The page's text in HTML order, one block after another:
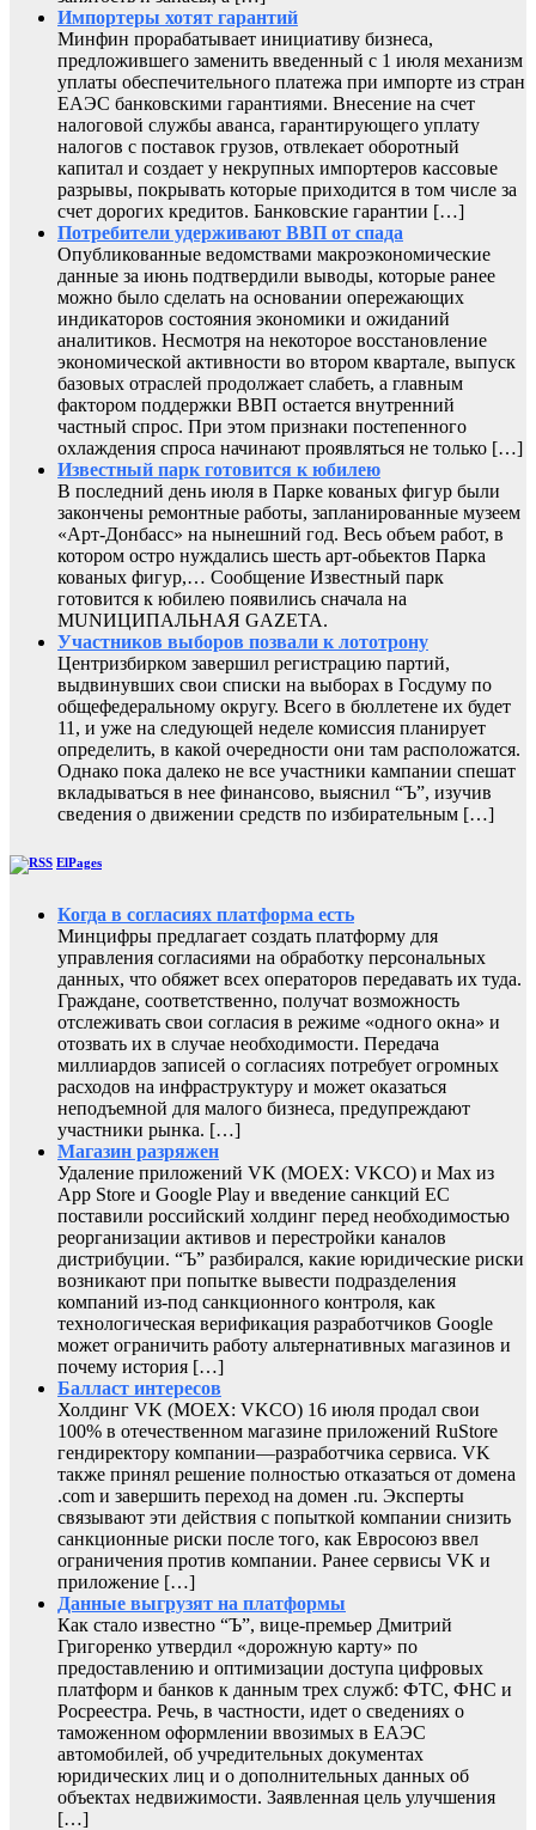
Импортеры хотят гарантий
Минфин прорабатывает инициативу бизнеса,
предложившего заменить введенный с 1 июля механизм
уплаты обеспечительного платежа при импорте из стран
ЕАЭС банковскими гарантиями. Внесение на счет
налоговой службы аванса, гарантирующего уплату
налогов с поставок грузов, отвлекает оборотный
капитал и создает у некрупных импортеров кассовые
разрывы, покрывать которые приходится в том числе за
счет дорогих кредитов. Банковские гарантии […]
Потребители удерживают ВВП от спада
Опубликованные ведомствами макроэкономические
данные за июнь подтвердили выводы, которые ранее
можно было сделать на основании опережающих
индикаторов состояния экономики и ожиданий
аналитиков. Несмотря на некоторое восстановление
экономической активности во втором квартале, выпуск
базовых отраслей продолжает слабеть, а главным
фактором поддержки ВВП остается внутренний
частный спрос. При этом признаки постепенного
охлаждения спроса начинают проявляться не только […]
Известный парк готовится к юбилею
В последний день июля в Парке кованых фигур были
закончены ремонтные работы, запланированные музеем
«Арт-Донбасс» на нынешний год. Весь объем работ, в
котором остро нуждались шесть арт-обьектов Парка
кованых фигур,… Сообщение Известный парк
готовится к юбилею появились сначала на
MUNИЦИПАЛЬНАЯ GAZЕТА.
Участников выборов позвали к лототрону
Центризбирком завершил регистрацию партий,
выдвинувших свои списки на выборах в Госдуму по
общефедеральному округу. Всего в бюллетене их будет
11, и уже на следующей неделе комиссия планирует
определить, в какой очередности они там расположатся.
Однако пока далеко не все участники кампании спешат
вкладываться в нее финансово, выяснил “Ъ”, изучив
сведения о движении средств по избирательным […]
ElPages
Когда в согласиях платформа есть
Минцифры предлагает создать платформу для
управления согласиями на обработку персональных
данных, что обяжет всех операторов передавать их туда.
Граждане, соответственно, получат возможность
отслеживать свои согласия в режиме «одного окна» и
отозвать их в случае необходимости. Передача
миллиардов записей о согласиях потребует огромных
расходов на инфраструктуру и может оказаться
неподъемной для малого бизнеса, предупреждают
участники рынка. […]
Магазин разряжен
Удаление приложений VK (MOEX: VKCO) и Max из
App Store и Google Play и введение санкций ЕС
поставили российский холдинг перед необходимостью
реорганизации активов и перестройки каналов
дистрибуции. “Ъ” разбирался, какие юридические риски
возникают при попытке вывести подразделения
компаний из-под санкционного контроля, как
технологическая верификация разработчиков Google
может ограничить работу альтернативных магазинов и
почему история […]
Балласт интересов
Холдинг VK (MOEX: VKCO) 16 июля продал свои
100% в отечественном магазине приложений RuStore
гендиректору компании—разработчика сервиса. VK
также принял решение полностью отказаться от домена
.com и завершить переход на домен .ru. Эксперты
связывают эти действия с попыткой компании снизить
санкционные риски после того, как Евросоюз ввел
ограничения против компании. Ранее сервисы VK и
приложение […]
Данные выгрузят на платформы
Как стало известно “Ъ”, вице-премьер Дмитрий
Григоренко утвердил «дорожную карту» по
предоставлению и оптимизации доступа цифровых
платформ и банков к данным трех служб: ФТС, ФНС и
Росреестра. Речь, в частности, идет о сведениях о
таможенном оформлении ввозимых в ЕАЭС
автомобилей, об учредительных документах
юридических лиц и о дополнительных данных об
объектах недвижимости. Заявленная цель улучшения
[…]